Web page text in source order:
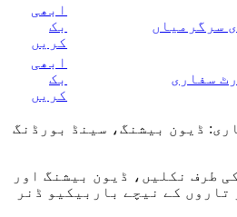
سرگرمیاں
ابھی
بک
کریں
سفاری
ابھی
بک
کریں
ڈيون بیشنگ، سینڈ بورڈنگ
طرف نکلیں، ڈيون بیشنگ اور
کے نیچے باربیکیو ڈنر